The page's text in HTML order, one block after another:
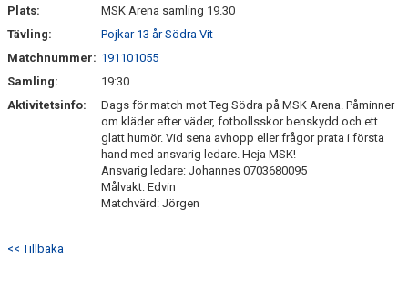
KONTAKT
Plats:
MSK Arena samling 19.30
Tävling:
Pojkar 13 år Södra Vit
Matchnummer: 191101055
Samling:
19:30
Aktivitetsinfo:
Dags för match mot Teg Södra på MSK Arena. Påminner
om kläder efter väder, fotbollsskor benskydd och ett
glatt humör. Vid sena avhopp eller frågor prata i första
hand med ansvarig ledare. Heja MSK!
Ansvarig ledare: Johannes 0703680095
Målvakt: Edvin
Matchvärd: Jörgen
<< Tillbaka